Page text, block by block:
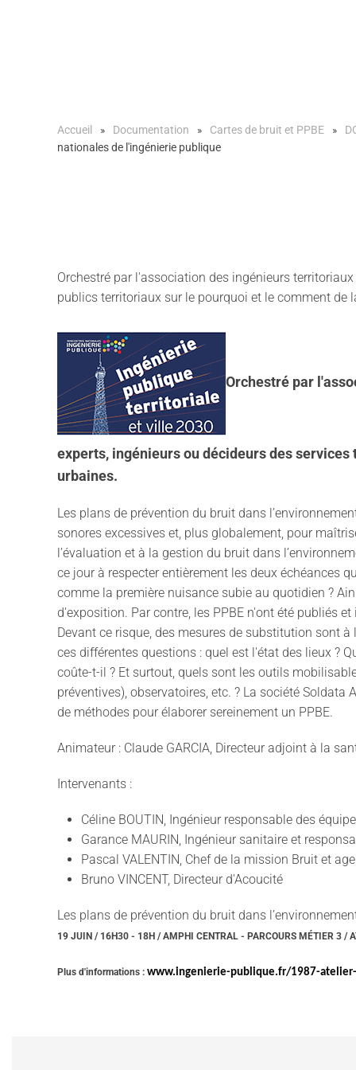
Accueil Documentation Cartes de bruit et PPBE
nationales de l'ingénierie publique
Orchestré par l'association des ingénieurs
publics territoriaux sur le pourquoi et le comment de
Orchestré par
experts, ingénieurs ou décideurs des
urbaines.
Les plans de prévention du bruit dans
sonores excessives et, plus globalement, pour
l’évaluation et à la gestion du bruit dans
ce jour à respecter entièrement les deux échéances
comme la première nuisance subie au quotidien ?
d'exposition. Par contre, les PPBE n'ont été publiés
Devant ce risque, des mesures de substitution sont
ces différentes questions : quel est l'état des lieux ?
coûte-t-il ? Et surtout, quels sont les outils
préventives), observatoires, etc. ? La société
de méthodes pour élaborer sereinement un PPBE.
Animateur : Claude GARCIA, Directeur adjoint à la
Intervenants :
Céline BOUTIN, Ingénieur responsable des
Garance MAURIN, Ingénieur sanitaire et
Pascal VALENTIN, Chef de la mission Bruit et
Bruno VINCENT, Directeur d'Acoucité
Les plans de prévention du bruit dans
19 JUIN / 16H30 - 18H / AMPHI CENTRAL - PARCOURS MÉTIER 3 /
Plus d'informations : www.ingenierie-publique.fr/1987-